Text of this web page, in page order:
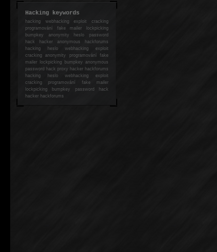
Hacking keywords
hackingwebhacking exploit cracking
programování fake mailer lockpicking
bumpkey anonymity heslo password
hackhacker anonymous hackforums
hackingheslo webhacking exploit
cracking anonymity programování fake
mailer lockpicking bumpkey anonymous
password hack proxy hacker hackforums
hacking heslo webhacking exploit
cracking programování fake mailer
lockpicking bumpkey password hack
hackerhackforums